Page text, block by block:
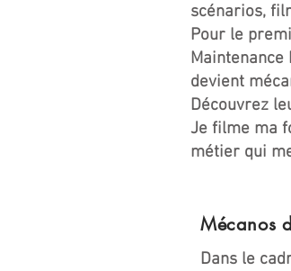
scénarios,
Pour le
devient
Découvrez
Je filme ma
métier qui
Mécanos
Dans le